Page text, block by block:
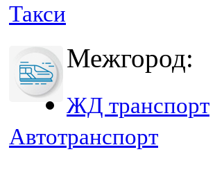
Такси
Межгород:
ЖД транспорт
Автотранспорт